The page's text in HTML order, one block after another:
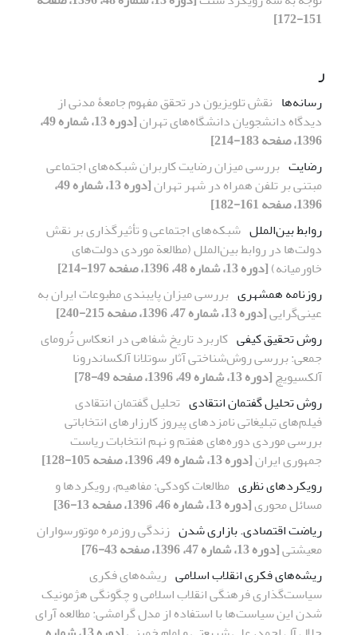
151-172]
ر
رسانه‌ها نقش تلویزیون در تحقق مفهوم جامعۀ مدنی از
دیدگاه دانشجویان دانشگاه‌های تهران
[دوره 13، شماره 49،
1396، صفحه 183-214]
رضایت بررسی میزان رضایت کاربران شبکه‌های اجتماعی
مبتنی بر تلفن همراه در شهر تهران
[دوره 13، شماره 49،
1396، صفحه 161-182]
روابط بین‌الملل شبکه‌های اجتماعی و تأثیرگذاری بر نقش
دولت‌ها در روابط بین‌الملل (مطالعة موردی دولت‌های
خاورمیانه)[دوره 13، شماره 48، 1396، صفحه 197-214]
روزنامه همشهری بررسی میزان پایبندی مطبوعات ایران به
عینی‌گرایی[دوره 13، شماره 47، 1396، صفحه 215-240]
روش تحقیق کیفی کاربرد تاریخ شفاهی در انعکاس تُرومای
جمعی: بررسی روش‌شناختی آثار سوتلانا آلکساندرونا
آلکسیویچ[دوره 13، شماره 49، 1396، صفحه 49-78]
روش تحلیل گفتمان انتقادی‌ تحلیل گفتمان انتقادی
فیلم‌های تبلیغاتی نامزدهای پیروز کارزارهای انتخاباتی
بررسی موردی دوره‌های هفتم و نهم انتخابات ریاست
جمهوری ایران[دوره 13، شماره 49، 1396، صفحه 105-128]
رویکردهای نظری مطالعات کودکی: مفاهیم، رویکردها و
مسائل محوری[دوره 13، شماره 46، 1396، صفحه 13-36]
ریاضت اقتصادی. بازاری شدن زندگی روزمره موتورسواران
معیشتی[دوره 13، شماره 47، 1396، صفحه 43-76]
ریشه‌های فکری انقلاب اسلامی ریشه‌های فکری
سیاست‌گذاری فرهنگی انقلاب اسلامی و چگونگی هژمونیک
شدن این سیاست‌ها با استفاده از مدل گرامشی: مطالعه آرای